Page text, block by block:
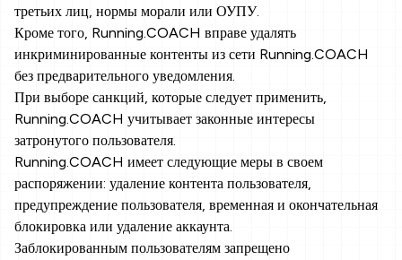
третьих лиц, нормы морали или ОУПУ.
Кроме того, Running.COACH вправе удалять
инкриминированные контенты из сети Running.COACH
без предварительного уведомления.
При выборе санкций, которые следует применить,
Running.COACH учитывает законные интересы
затронутого пользователя.
Running.COACH имеет следующие меры в своем
распоряжении: удаление контента пользователя,
предупреждение пользователя, временная и окончательная
блокировка или удаление аккаунта.
Заблокированным пользователям запрещено